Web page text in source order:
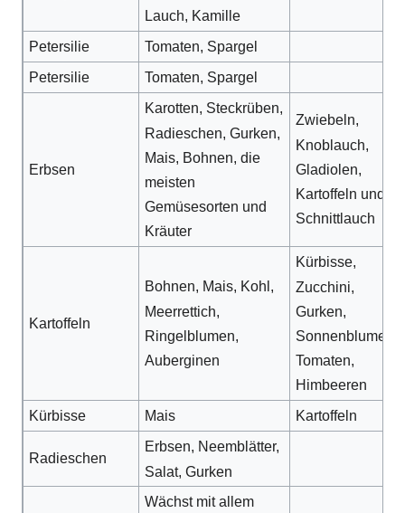
Lauch, Kamille
Petersilie
Tomaten, Spargel
Petersilie
Tomaten, Spargel
Erbsen
Karotten, Steckrüben,
Radieschen, Gurken,
Mais, Bohnen, die
meisten
Gemüsesorten und
Kräuter
Zwiebeln,
Knoblauch,
Gladiolen,
Kartoffeln und
Schnittlauch
Kartoffeln
Bohnen, Mais, Kohl,
Meerrettich,
Ringelblumen,
Auberginen
Kürbisse,
Zucchini,
Gurken,
Sonnenblumen,
Tomaten,
Himbeeren
Kürbisse Mais Kartoffeln
Radieschen
Erbsen, Neemblätter,
Salat, Gurken
Wächst mit allem